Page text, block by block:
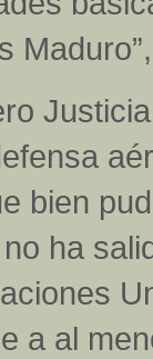
bien
ha
a al